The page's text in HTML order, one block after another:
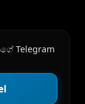
Telegram